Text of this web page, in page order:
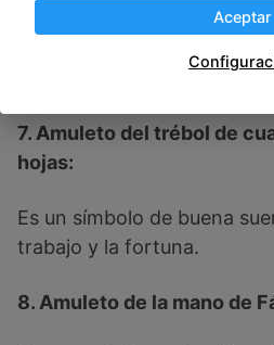
alejar las energías
7. Amuleto del trébol de
hojas:
Es un símbolo de buena
trabajo y la fortuna.
8. Amuleto de la mano de
Aceptar